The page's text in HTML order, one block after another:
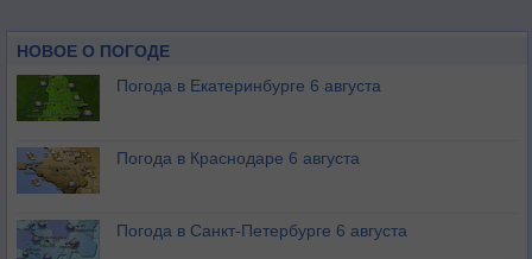
НОВОЕ О ПОГОДЕ
Погода в Екатеринбурге 6 августа
Погода в Краснодаре 6 августа
Погода в Санкт-Петербурге 6 августа